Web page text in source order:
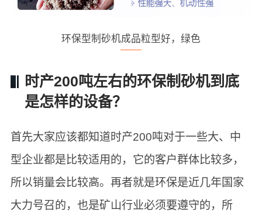
环保型制砂机成品粒型好，绿色
时产200吨左右的环保制砂机到底
是怎样的设备？
首先大家应该都知道时产200吨对于一些大、中
型企业都是比较适用的，它的客户群体比较多，
所以销量会比较高。再者就是环保是近几年国家
大力号召的，也是矿山行业必须要遵守的，所